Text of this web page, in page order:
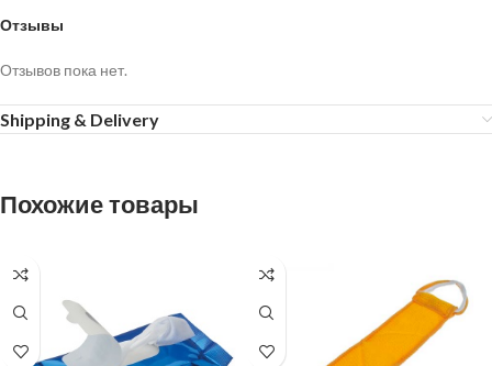
Отзывы
Отзывов пока нет.
Shipping & Delivery
Похожие товары